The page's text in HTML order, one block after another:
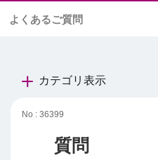
よくあるご質問
カテゴリ表示
No : 36399